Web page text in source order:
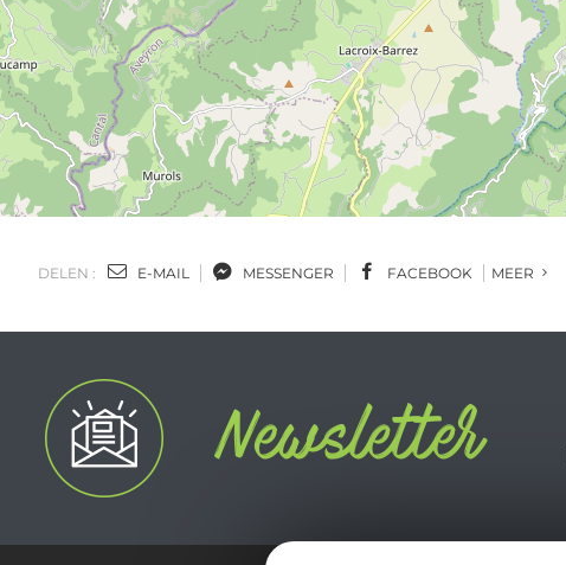
DELEN : E-MAIL MESSENGER FACEBOOK MEER